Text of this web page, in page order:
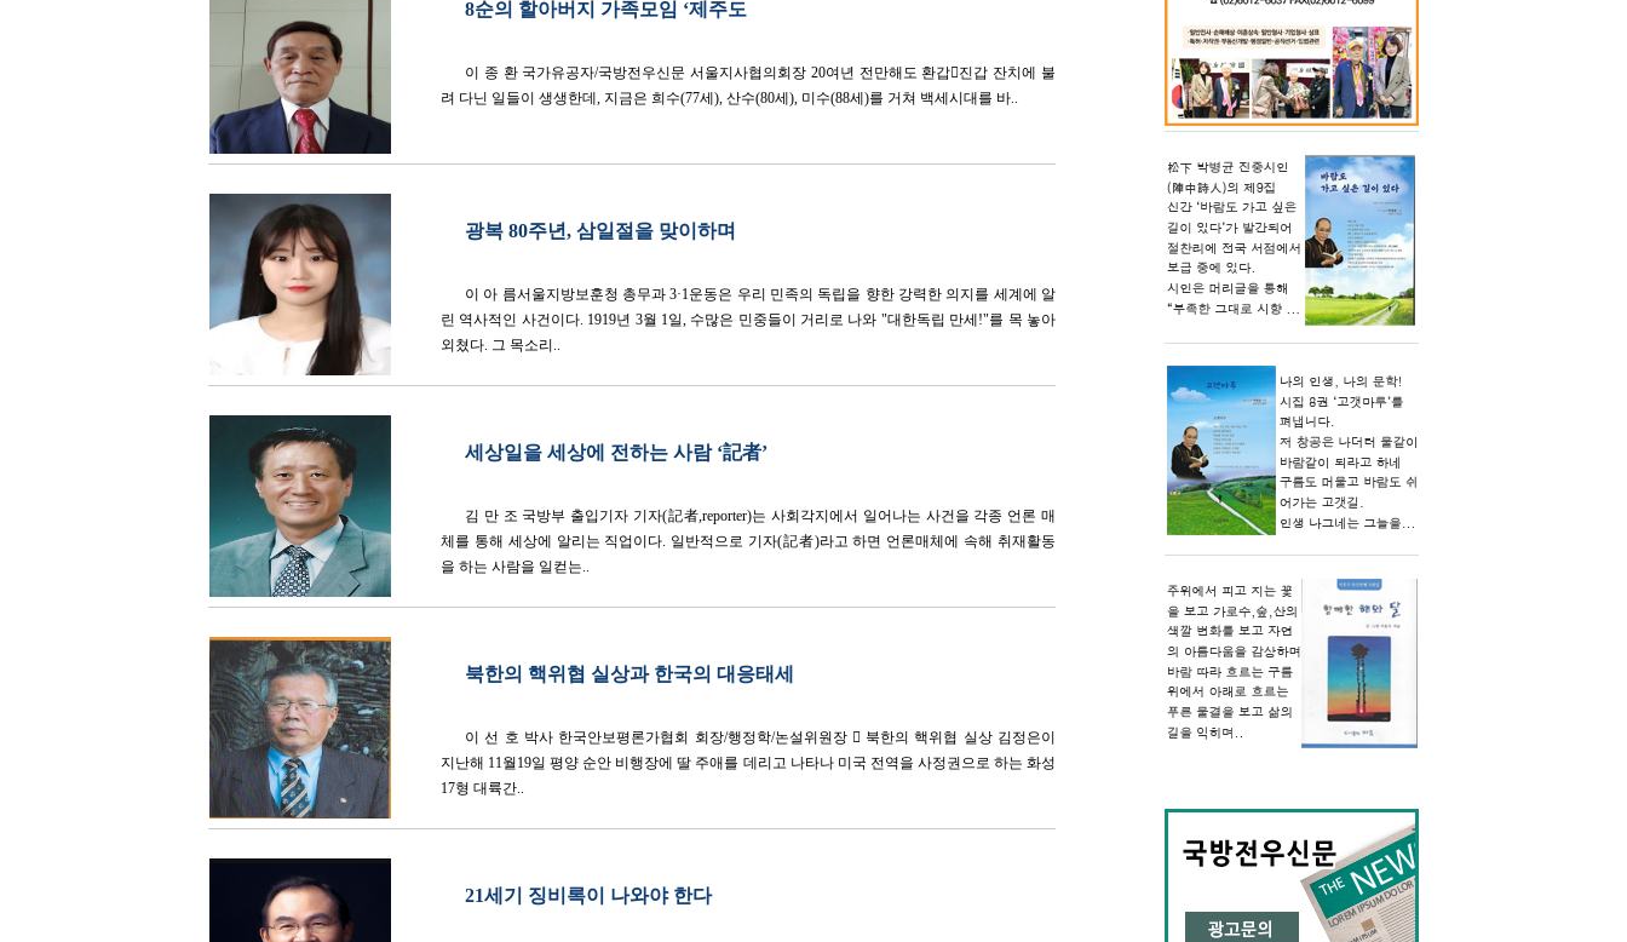
8순의 할아버지 가족모임 ‘제주도
이 종 환 국가유공자/국방전우신문 서울지사협의회장 20여년 전만해도 환갑진갑 잔치에 불
려 다닌 일들이 생생한데, 지금은 희수(77세), 산수(80세), 미수(88세)를 거쳐 백세시대를 바..
광복 80주년, 삼일절을 맞이하며
이 아 름서울지방보훈청 총무과 3·1운동은 우리 민족의 독립을 향한 강력한 의지를 세계에 알
린 역사적인 사건이다. 1919년 3월 1일, 수많은 민중들이 거리로 나와 "대한독립 만세!"를 목 놓아
외쳤다. 그 목소리..
세상일을 세상에 전하는 사람 ‘記者’
김 만 조 국방부 출입기자 기자(記者,reporter)는 사회각지에서 일어나는 사건을 각종 언론 매
체를 통해 세상에 알리는 직업이다. 일반적으로 기자(記者)라고 하면 언론매체에 속해 취재활동
을 하는 사람을 일컫는..
북한의 핵위협 실상과 한국의 대응태세
이 선 호 박사 한국안보평론가협회 회장/행정학/논설위원장  북한의 핵위협 실상 김정은이
지난해 11월19일 평양 순안 비행장에 딸 주애를 데리고 나타나 미국 전역을 사정권으로 하는 화성
17형 대륙간..
21세기 징비록이 나와야 한다